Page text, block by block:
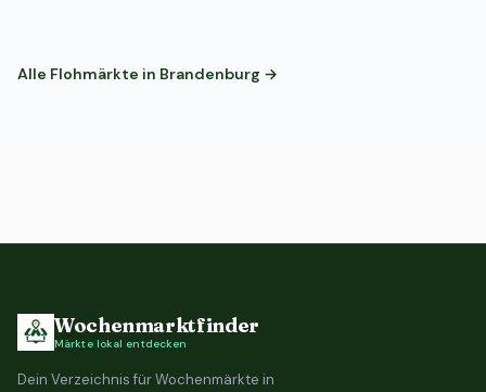
Alle Flohmärkte in Brandenburg →
Wochenmarktfinder
Märkte lokal entdecken
Dein Verzeichnis für Wochenmärkte in